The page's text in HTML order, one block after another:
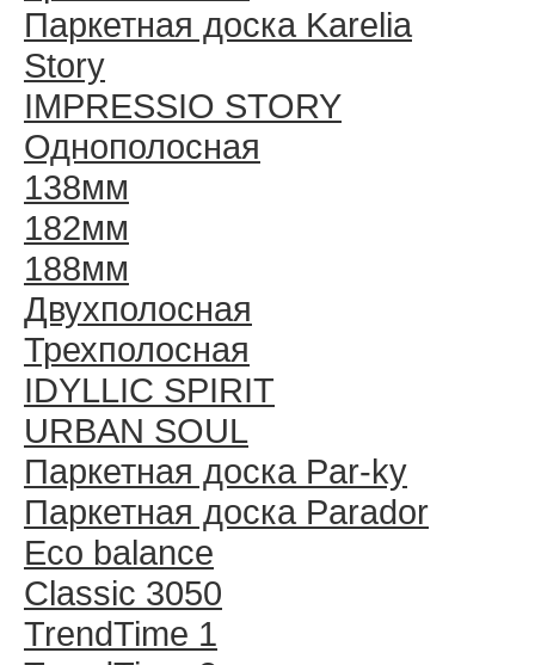
Паркетная доска Karelia
Story
IMPRESSIO STORY
Однополосная
138мм
182мм
188мм
Двухполосная
Трехполосная
IDYLLIC SPIRIT
URBAN SOUL
Паркетная доска Par-ky
Паркетная доска Parador
Eco balance
Classic 3050
TrendTime 1